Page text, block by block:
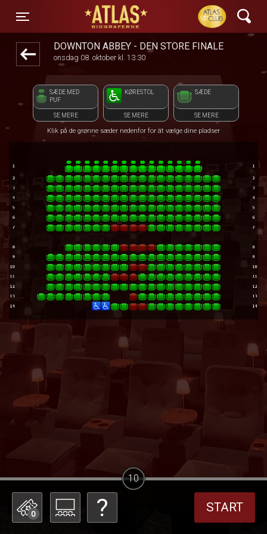
Toggle navigation
ATLAS Biograferne
DOWNTON ABBEY - DEN STORE FINALE
onsdag 08. oktober kl. 13:30
SÆDE MED
PUF
SE MERE
KØRESTOL
SE MERE
SÆDE
SE MERE
Klik på de grønne sæder nedenfor for at vælge dine pladser
0 START
10
1step-front02 042740